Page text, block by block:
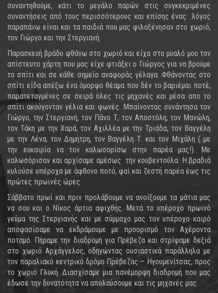
συναντηθούμε, κάτι το μεγάλο παρών στις συγκεκριμένες
συναντήσεις από τους περισσότερους και επίσης ένας λόγος
παραπάνω είναι και τα παιδιά που μας φιλοξένησαν στο χωριό,
τον Γιώργο και την Στεργιανή.
Παρασκευή βράδυ φθάνω στο χωριό και είχα στο μυαλό μου τον
απίστευτο χάρτη που μας είχε φτιάξει ο Γιώργος για να βρούμε
το σπίτι και σε κάθε σημείο αναφοράς γέλαγα. Φθάνοντας στο
σπίτι είδα απέξω ένα όμορφο θέαμα που δέν το βαριέμαι ποτέ,
παρατεταγμένες σε σειρά όλες τις μηχανές και μέσα απο το
σπίτι ακούγονταν γέλια και φωνές. Μπαίνοντας συνάντησα τον
Γιώργο, την Στεργιανή, τον Πάνο Τ, τον Αποστόλη, τον Μανώλη,
τον Τάκη με την Χαρά, τον Αχιλλέα με την Τριάδα, τον Βαγγέλη
με την Λένα, τον Δημήτρη, τον Βαγγέλη Τ. και τον Μιχάλη (..με
την ευκαιρία να τον καλωσορίσω στην παρέα μας!). Με
καλωσόρισαν και αρχίσαμε αμέσως την κουβεντούλα. Η βραδιά
κυλούσε υπέροχα με άφθονο ποτό, φαί και ζεστή παρέα έως τις
πρώτες πρωινές ώρες.
Σάββατο πρωί και πριν προλάβουμε να ανοίξουμε τα μάτια μας
να σου και ο Νίκος άρτια αφιχθής. Μετά το υπέροχο πρωινό
γεύμα της Στεργιανής και με σύμμαχο μας τον υπέροχο καιρό
αποφασίσαμε να εκδράμουμε με προορισμό τον Αχέροντα
ποταμό. Πήραμε την διαδρομή για Πρέβεζα και στρίψαμε δεξιά
στο χωριό Αρχάγγελος, οδηγώντας ουσιαστικά παράλληλα με
τον παραλιακό κεντρικό δρόμο Πρέβεζας – Ηγουμενίτσας, προς
το χωριό Γλυκή. Διασχίσαμε μια πανέμορφη διαδρομή που μας
έδωσε την δυνατότητα να απολαύσουμε και τις μηχανές μας.